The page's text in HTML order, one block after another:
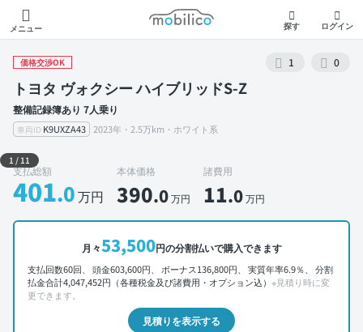
メニュー
モビリコ
探す ログイン
価格交渉OK 1 0
トヨタ ヴォクシー ハイブリッドS-Z
整備記録簿あり 7人乗り
車両ID K9UXZA43 2023年・2.5万km・ホワイト系
外装 左前
1 /11
支払総額
401.0万円
本体価格
390.0万円
諸費用
11.0万円
月々53,500円の分割払いで購入できます
支払回数60回、 頭金603,600円、 ボーナス136,800円、 実質年率6.9％、 分割
払金合計4,047,452円（各種税金及び諸費用・オプション込） ※見積り時に変
更できます。
見積りを表示する